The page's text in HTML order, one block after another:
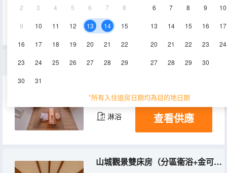
2 3 4 5 6 7 8
9 10 11 12 13 14 15
16 17 18 19 20 21 22
23 24 25 26 27 28 29
30 31
6 7 8 9 10
13 14 15 16 17
20 21 22 23 24
27 28 29 30
*所有入住退房日期均為目的地日期
淋浴
45㎡ 2層 空調
淋浴 查看供應
山城觀景雙床房（分區衞浴+金可兒床墊+棉麻夏布床品）